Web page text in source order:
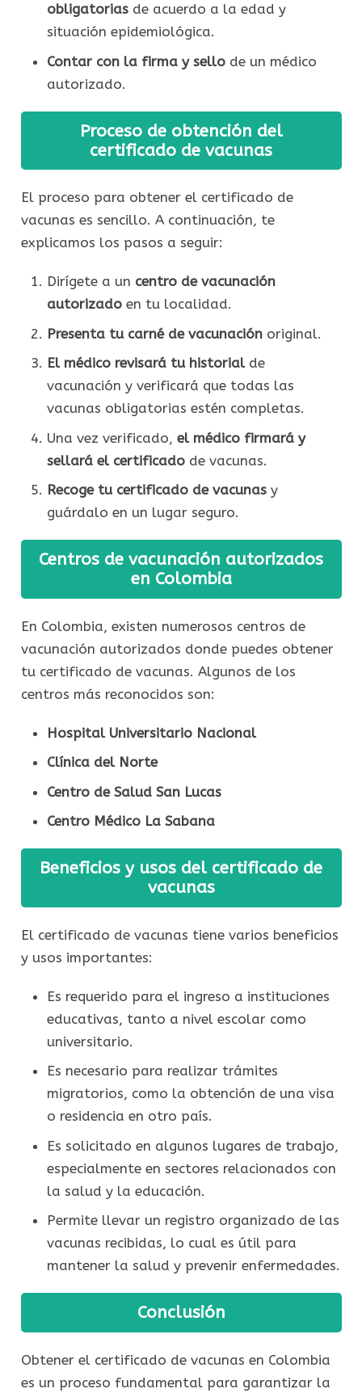
obligatoriasde acuerdo a la edad y
situación epidemiológica.
Contar con la firma y sellode un médico
autorizado.
Proceso de obtención del
certificado de vacunas
El proceso para obtener el certificado de
vacunas es sencillo. A continuación, te
explicamos los pasos a seguir:
Dirígete a un centro de vacunación
autorizadoen tu localidad.
Presenta tu carné de vacunaciónoriginal.
El médico revisará tu historialde
vacunación y verificará que todas las
vacunas obligatorias estén completas.
Una vez verificado, el médico firmará y
sellará el certificadode vacunas.
Recoge tu certificado de vacunasy
guárdalo en un lugar seguro.
Centros de vacunación autorizados
en Colombia
En Colombia, existen numerosos centros de
vacunación autorizados donde puedes obtener
tu certificado de vacunas. Algunos de los
centros más reconocidos son:
Hospital Universitario Nacional
Clínica del Norte
Centro de Salud San Lucas
Centro Médico La Sabana
Beneficios y usos del certificado de
vacunas
El certificado de vacunas tiene varios beneficios
y usos importantes:
Es requerido para el ingreso a instituciones
educativas, tanto a nivel escolar como
universitario.
Es necesario para realizar trámites
migratorios, como la obtención de una visa
o residencia en otro país.
Es solicitado en algunos lugares de trabajo,
especialmente en sectores relacionados con
la salud y la educación.
Permite llevar un registro organizado de las
vacunas recibidas, lo cual es útil para
mantener la salud y prevenir enfermedades.
Conclusión
Obtener el certificado de vacunas en Colombia
es un proceso fundamental para garantizar la